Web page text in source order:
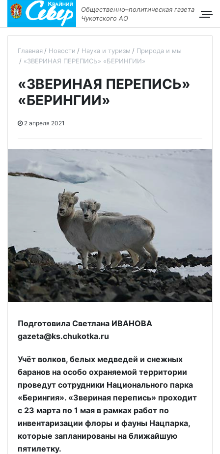
Общественно–политическая газета
Чукотского АО
Главная Новости Наука и туризм
Природа и мы
«ЗВЕРИНАЯ ПЕРЕПИСЬ» «БЕРИНГИИ»
«ЗВЕРИНАЯ ПЕРЕПИСЬ»
«БЕРИНГИИ»
2 апреля 2021
Подготовила Светлана ИВАНОВА
gazeta@ks.chukotka.ru
Учёт волков, белых медведей и снежных
баранов на особо охраняемой территории
проведут сотрудники Национального парка
«Берингия». «Звериная перепись» проходит
с 23 марта по 1 мая в рамках работ по
инвентаризации флоры и фауны Нацпарка,
которые запланированы на ближайшую
пятилетку.